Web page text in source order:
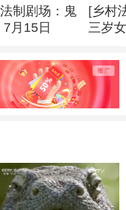
制剧场：鬼
7月15日
[乡村
三岁
然是